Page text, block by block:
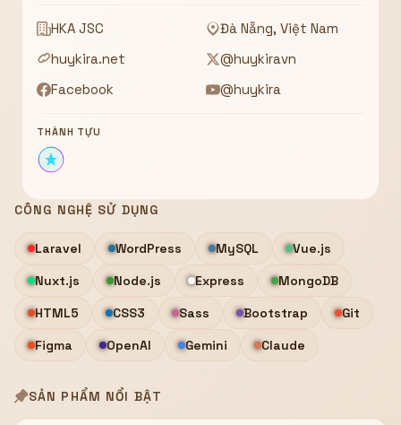
Đăng nhập
Bạn không có tài khoản?
HKA JSC
Đà Nẵng, Việt Nam
huykira.net
@huykiravn
Facebook
@huykira
THÀNH TỰU
CÔNG NGHỆ SỬ DỤNG
Laravel WordPress MySQL
Vue.js
Nuxt.js
Node.js Express
MongoDB
HTML5
CSS3 Sass Bootstrap
Git
Figma
OpenAI Gemini Claude
SẢN PHẨM NỔI BẬT